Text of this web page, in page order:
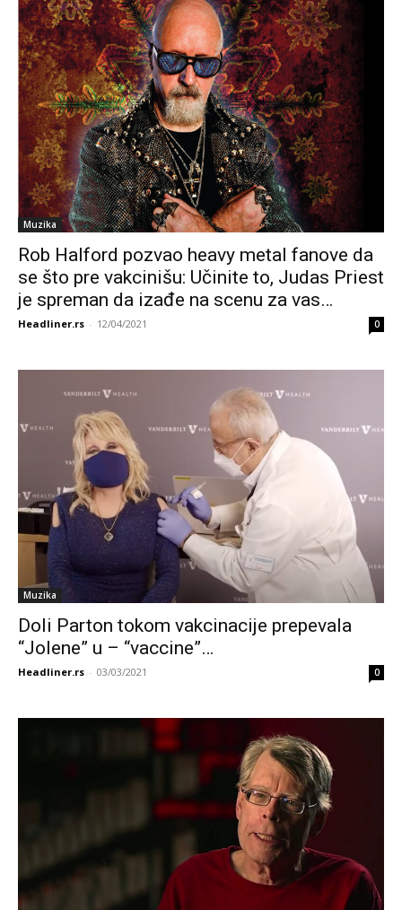
Muzika
Rob Halford pozvao heavy metal fanove da
se što pre vakcinišu: Učinite to, Judas Priest
je spreman da izađe na scenu za vas…
Headliner.rs - 12/04/2021 0
Muzika
Doli Parton tokom vakcinacije prepevala
“Jolene” u – “vaccine”…
Headliner.rs - 03/03/2021 0